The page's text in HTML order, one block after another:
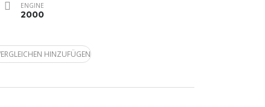
ENGINE
2000
HINZUFÜGEN